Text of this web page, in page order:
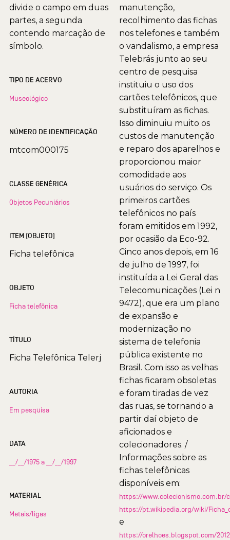
divide o campo em duas
partes, a segunda
contendo marcação de
símbolo.
TIPO DE ACERVO
Museológico
NÚMERO DE IDENTIFICAÇÃO
mtcom000175
CLASSE GENÉRICA
Objetos Pecuniários
ITEM (OBJETO)
Ficha telefônica
OBJETO
Ficha telefônica
TÍTULO
Ficha Telefônica Telerj
AUTORIA
Em pesquisa
DATA
__/__/1975 a __/__/1997
MATERIAL
Metais/ligas
manutenção,
recolhimento das fichas
nos telefones e também
o vandalismo, a empresa
Telebrás junto ao seu
centro de pesquisa
instituiu o uso dos
cartões telefônicos, que
substituíram as fichas.
Isso diminuiu muito os
custos de manutenção
e reparo dos aparelhos e
proporcionou maior
comodidade aos
usuários do serviço. Os
primeiros cartões
telefônicos no país
foram emitidos em 1992,
por ocasião da Eco-92.
Cinco anos depois, em 16
de julho de 1997, foi
instituída a Lei Geral das
Telecomunicações (Lei n
9472), que era um plano
de expansão e
modernização no
sistema de telefonia
pública existente no
Brasil. Com isso as velhas
fichas ficaram obsoletas
e foram tiradas de vez
das ruas, se tornando a
partir daí objeto de
aficionados e
colecionadores. /
Informações sobre as
fichas telefônicas
disponíveis em:
https://
https://pt.wikipedia.org/wiki/
e
https://orelhoes.blogspot.com/